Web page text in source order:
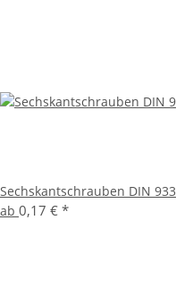
Sechskantschrauben DIN
ab 0,17 € *